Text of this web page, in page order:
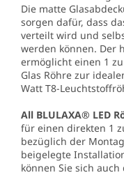
Die matte
sorgen dafür, dass
verteilt wird und
werden können. Der
ermöglicht einen 1
Glas Röhre zur
Watt T8-
All BLULAXA® LED
für einen direkten 1
bezüglich der
beigelegte
können Sie sich